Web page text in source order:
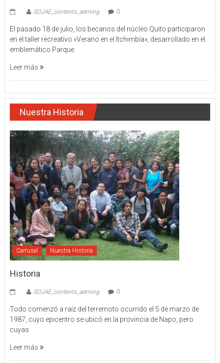
SOJAE_contents_adming 0
El pasado 18 de julio, los becarios del núcleo Quito participaron
en el taller recreativo «Verano en el Itchimbía», desarrollado en el
emblemático Parque
Leer más
Nuestra Historia
Carrusel Nuestra Historia
Historia
SOJAE_contents_adming 0
Todo comenzó a raíz del terremoto ocurrido el 5 de marzo de
1987, cuyo epicentro se ubicó en la provincia de Napo, pero
cuyas
Leer más